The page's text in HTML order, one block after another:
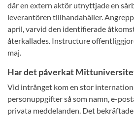
där en extern aktör utnyttjade en
leverantören tillhandahåller.
april, varvid den identifierade
återkallades. Instructure
maj.
Har det påverkat
Vid intrånget kom en stor
personuppgifter så som namn, e-
privata meddelanden. Det